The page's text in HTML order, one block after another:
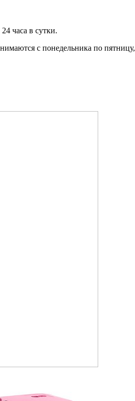
часа в сутки.
с понедельника по пятницу,